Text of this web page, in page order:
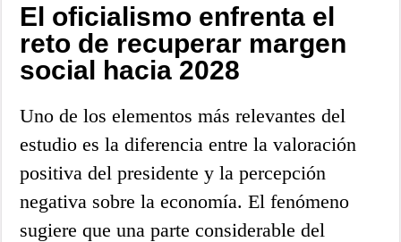
El oficialismo enfrenta el
reto de recuperar margen
social hacia 2028
Uno de los elementos más relevantes del
estudio es la diferencia entre la valoración
positiva del presidente y la percepción
negativa sobre la economía. El fenómeno
sugiere que una parte considerable del